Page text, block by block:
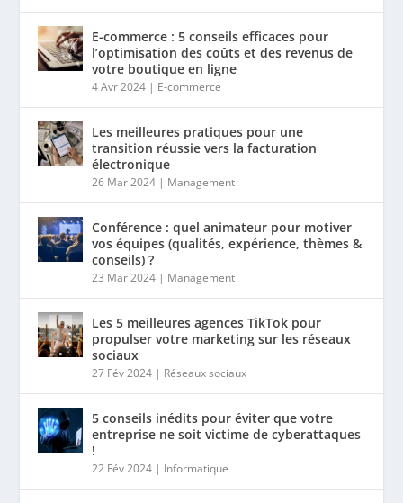
E-commerce : 5 conseils efficaces pour
l’optimisation des coûts et des revenus de
votre boutique en ligne
4 Avr 2024 | E-commerce
Les meilleures pratiques pour une
transition réussie vers la facturation
électronique
26 Mar 2024 | Management
Conférence : quel animateur pour motiver
vos équipes (qualités, expérience, thèmes &
conseils) ?
23 Mar 2024 | Management
Les 5 meilleures agences TikTok pour
propulser votre marketing sur les réseaux
sociaux
27 Fév 2024 | Réseaux sociaux
5 conseils inédits pour éviter que votre
entreprise ne soit victime de cyberattaques
!
22 Fév 2024 | Informatique